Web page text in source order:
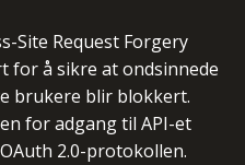
Site Request Forgery
for å sikre at ondsinnede
brukere blir blokkert.
for adgang til API-et
2.0-protokollen.